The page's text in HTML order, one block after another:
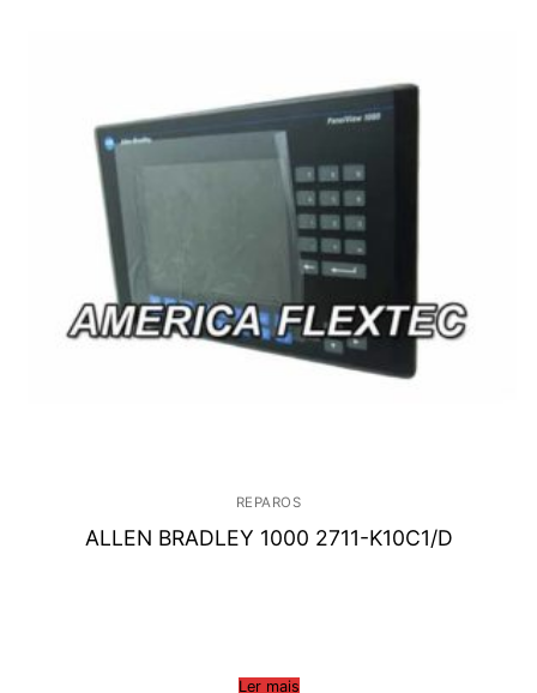
REPAROS
ALLEN BRADLEY 1000 2711-K10C1/D
Ler mais